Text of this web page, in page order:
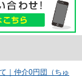
｜仲介0円団（ちゅ